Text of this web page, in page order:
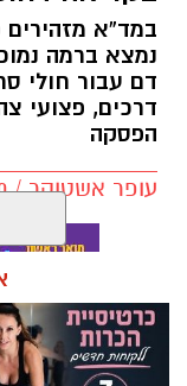
במד”א
נמצא ברמה
דם עבור חולי
דרכים, פצועי
הפסקה
עופר אשטוקר / 09:20 05.08.26
תגים:מד״א,